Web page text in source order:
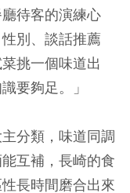
待客的演練心
別、談話推薦
挑一個味道出
要夠足。」
分類，味道同調
互補，長崎的食
長時間磨合出來